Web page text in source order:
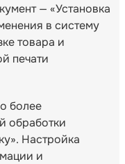
— «Установка
в систему
товара и
печати
более
обработки
Настройка
и